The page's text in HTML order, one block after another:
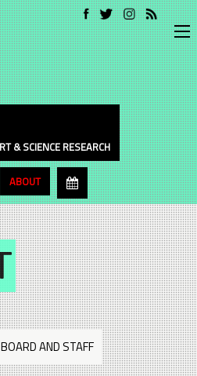
& SCIENCE RESEARCH
ABOUT
BOARD AND STAFF